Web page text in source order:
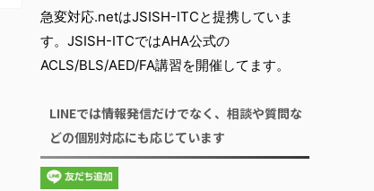
急変対応.netはJSISH-ITCと提携していま
す。JSISH-ITCではAHA公式の
ACLS/BLS/AED/FA講習を開催してます。
LINEでは情報発信だけでなく、相談や質問な
どの個別対応にも応じています